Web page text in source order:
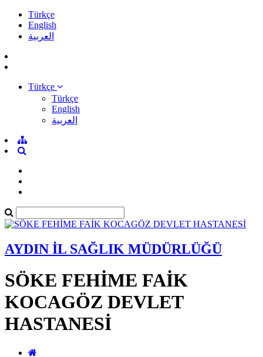
Türkçe
English
العربية
Türkçe
Türkçe
English
العربية
AYDIN İL SAĞLIK MÜDÜRLÜĞÜ
SÖKE FEHİME FAİK
KOCAGÖZ DEVLET
HASTANESİ